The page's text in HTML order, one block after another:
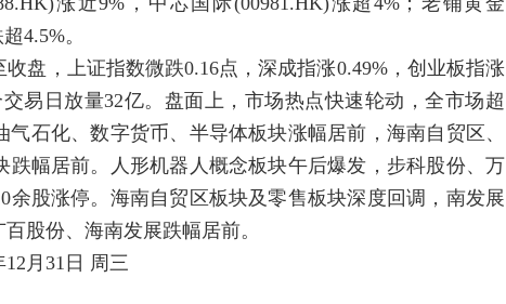
4.5%。
盘，上证指数微跌0.16点，深成指涨0.49%，创业板指涨
易日放量32亿。盘面上，市场热点快速轮动，全市场超
石化、数字货币、半导体板块涨幅居前，海南自贸区、
幅居前。人形机器人概念板块午后爆发，步科股份、万
股涨停。海南自贸区板块及零售板块深度回调，南发展
股份、海南发展跌幅居前。
月31日 周三